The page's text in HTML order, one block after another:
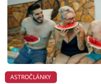
ASTROČLÁNKY